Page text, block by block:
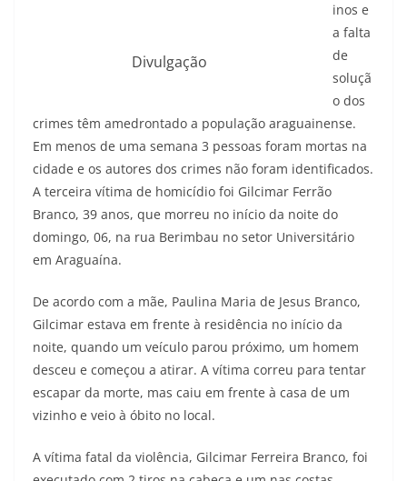
Divulgação
inos e
a falta
de
soluçã
o dos
crimes têm amedrontado a população araguainense.
Em menos de uma semana 3 pessoas foram mortas na
cidade e os autores dos crimes não foram identificados.
A terceira vítima de homicídio foi Gilcimar Ferrão
Branco, 39 anos, que morreu no início da noite do
domingo, 06, na rua Berimbau no setor Universitário
em Araguaína.
De acordo com a mãe, Paulina Maria de Jesus Branco,
Gilcimar estava em frente à residência no início da
noite, quando um veículo parou próximo, um homem
desceu e começou a atirar. A vítima correu para tentar
escapar da morte, mas caiu em frente à casa de um
vizinho e veio à óbito no local.
A vítima fatal da violência, Gilcimar Ferreira Branco, foi